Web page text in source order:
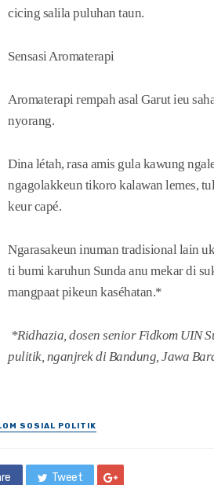
cicing salila puluhan taun.
Sensasi Aromaterapi
Aromaterapi rempah asal Garut ieu
nyorang.
Dina létah, rasa amis gula kawung
ngagolakkeun tikoro kalawan lemes,
keur capé.
Ngarasakeun inuman tradisional lain
ti bumi karuhun Sunda anu mekar di
mangpaat pikeun kaséhatan.*
*Ridhazia, dosen senior Fidkom UIN
pulitik, nganjrek di Bandung, Jawa
SOSIAL POLITIK
Tweet